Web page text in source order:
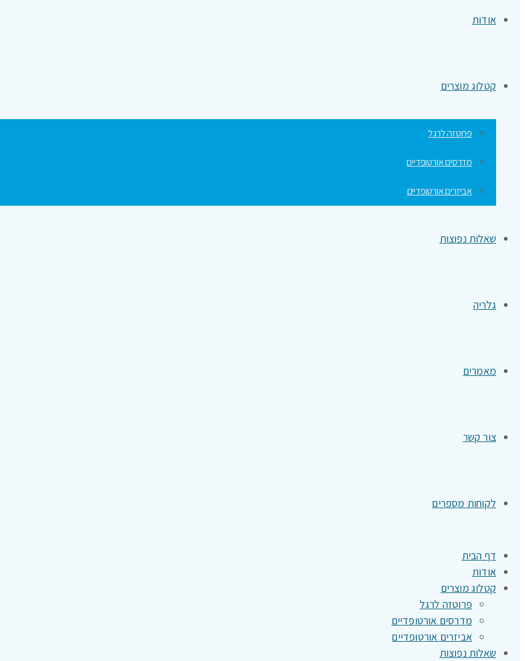
אודות
קטלוג מוצרים
פרוטזה לרגל
מדרסים אורטופדיים
אביזרים אורטופדיים
שאלות נפוצות
גלריה
מאמרים
צור קשר
לקוחות מספרים
דף הבית
אודות
קטלוג מוצרים
פרוטזה לרגל
מדרסים אורטופדיים
אביזרים אורטופדיים
שאלות נפוצות